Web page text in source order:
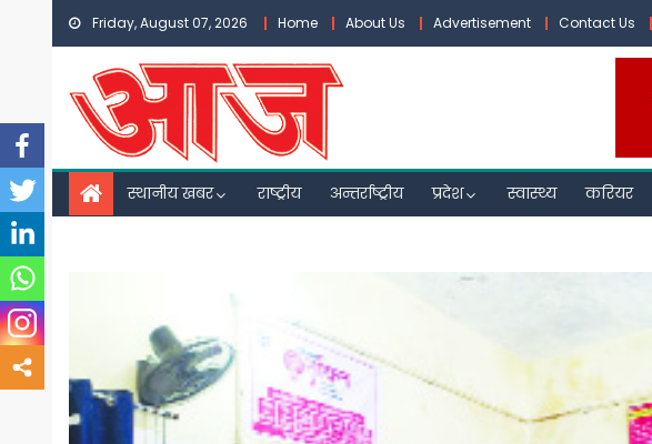
Skip
content
Friday, August 07, 2026 Home About Us Advertisement Contact Us
स्थानीय खबर राष्ट्रीय अन्तर्राष्ट्रीय प्रदेश स्वास्थ्य करियर